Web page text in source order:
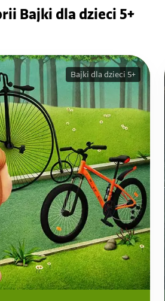
Bajki dla dzieci 5+
Bajki dla dzieci 5+